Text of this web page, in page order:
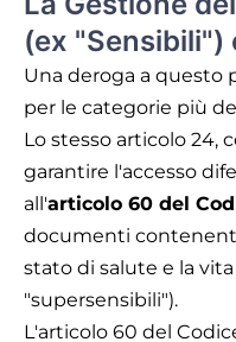
(ex "Sensibili")
Una deroga a questo
per le categorie più
Lo stesso articolo 24,
garantire l'accesso
all'articolo 60 del
documenti
stato di salute e la
"supersensibili").
L'articolo 60 del